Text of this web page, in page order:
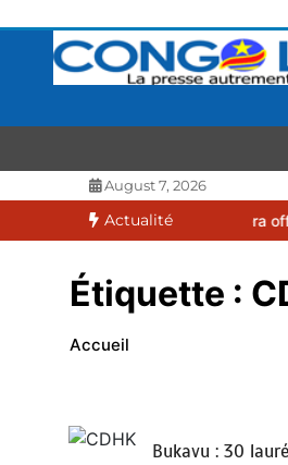
contenu
La presse autrement
August 7, 2026
Actualité
2027 débutera officiellement le
Étiquette :
Accueil
Bukavu : 30